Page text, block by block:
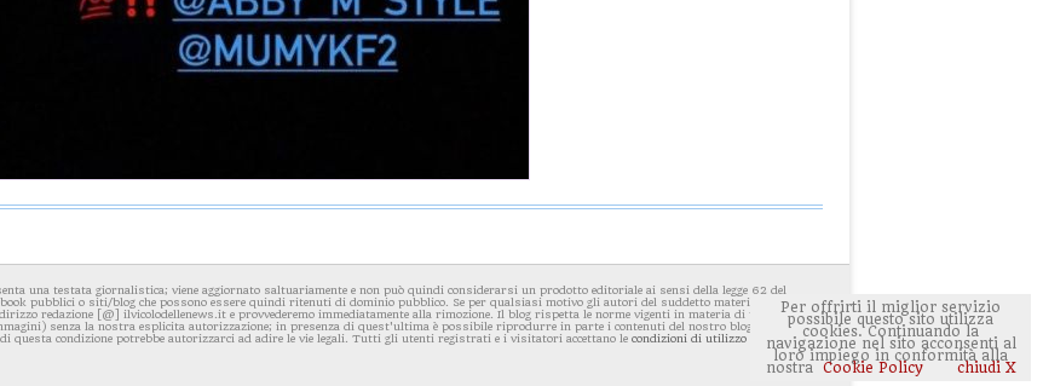
una testata giornalistica; viene aggiornato saltuariamente e non può quindi considerarsi un prodotto editoriale ai sensi della legge 62 del
pubblici o siti/blog che possono essere quindi ritenuti di dominio pubblico. Se per qualsiasi motivo gli autori del suddetto materiale avessero
redazione [@] ilvicolodellenews.it e provvederemo immediatamente alla rimozione. Il blog rispetta le norme vigenti in materia di privacy. E'
senza la nostra esplicita autorizzazione; in presenza di quest'ultima è possibile riprodurre in parte i contenuti del nostro blog ponendo
questa condizione potrebbe autorizzarci ad adire le vie legali. Tutti gli utenti registrati e i visitatori accettano le condizioni di utilizzo del sito
Per offrirti il miglior servizio
possibile questo sito utilizza
cookies. Continuando la
navigazione nel sito acconsenti al
loro impiego in conformità alla
nostra Cookie Policy chiudi X